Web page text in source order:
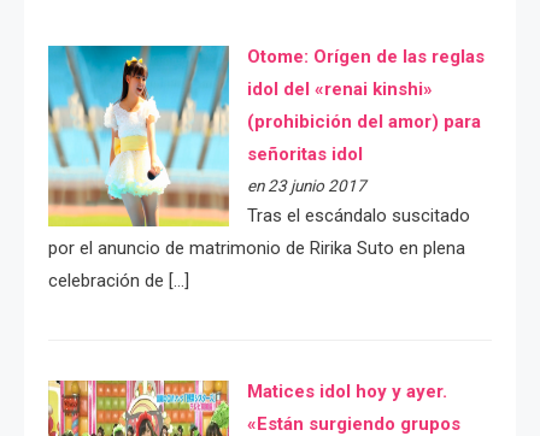
Otome: Orígen de las reglas
idol del «renai kinshi»
(prohibición del amor) para
señoritas idol
en 23 junio 2017
Tras el escándalo suscitado
por el anuncio de matrimonio de Ririka Suto en plena
celebración de […]
Matices idol hoy y ayer.
«Están surgiendo grupos